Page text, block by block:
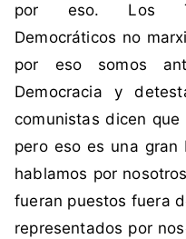
M
a
r
s
m
o
,
por eso. Los
Democráticos no
por eso somos
Democracia y
comunistas dicen
pero eso es una gran
hablamos por
fueran puestos fuera
representados por